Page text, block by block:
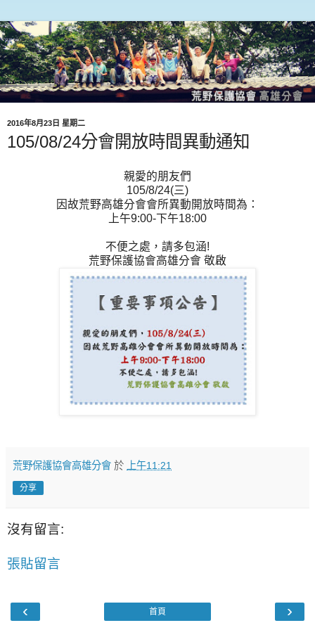
2016年8月23日 星期二
105/08/24分會開放時間異動通知
親愛的朋友們
105/8/24(三)
因故荒野高雄分會會所異動開放時間為：
上午9:00-下午18:00
不便之處，請多包涵!
荒野保護協會高雄分會 敬啟
荒野保護協會高雄分會 於 上午11:21
分享
沒有留言:
張貼留言
‹ ›
首頁